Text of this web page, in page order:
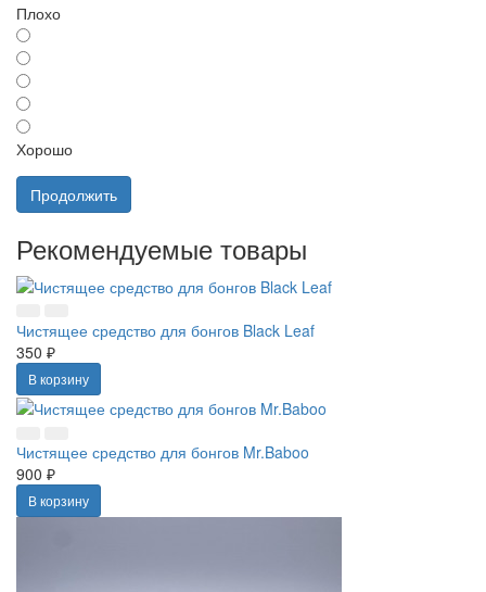
Плохо
Хорошо
Продолжить
Рекомендуемые товары
Чистящее средство для бонгов Black Leaf
350 ₽
В корзину
Чистящее средство для бонгов Mr.Baboo
900 ₽
В корзину